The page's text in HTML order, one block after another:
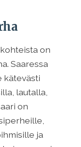
on
Saaressa
kätevästi
lautalla,
on
ja